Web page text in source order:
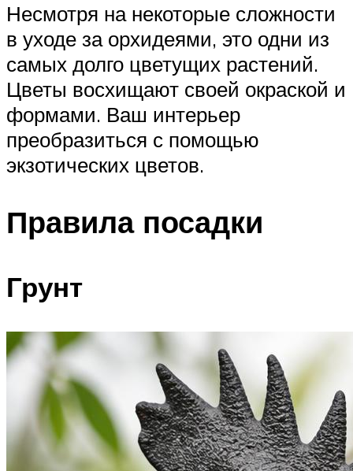
Несмотря на некоторые сложности
в уходе за орхидеями, это одни из
самых долго цветущих растений.
Цветы восхищают своей окраской и
формами. Ваш интерьер
преобразиться с помощью
экзотических цветов.
Правила посадки
Грунт